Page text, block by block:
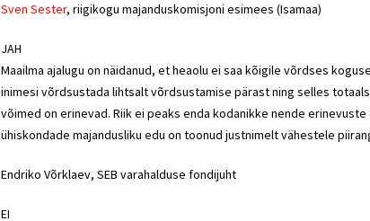
Sven Sester, riigikogu majanduskomisjoni esimees (Isamaa)
JAH
Maailma ajalugu on näidanud, et heaolu ei saa kõigile võrdses
inimesi võrdsustada lihtsalt võrdsustamise pärast ning selles
võimed on erinevad. Riik ei peaks enda kodanikke nende
ühiskondade majandusliku edu on toonud justnimelt vähestele
Endriko Võrklaev, SEB varahalduse fondijuht
EI